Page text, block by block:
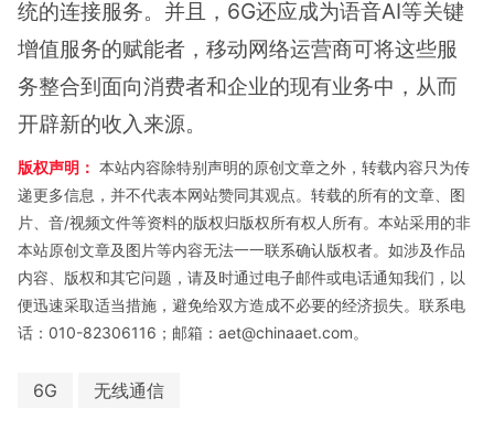
统的连接服务。并且，6G还应成为语音AI等关键
增值服务的赋能者，移动网络运营商可将这些服
务整合到面向消费者和企业的现有业务中，从而
开辟新的收入来源。
版权声明： 本站内容除特别声明的原创文章之外，转载内容只为传
递更多信息，并不代表本网站赞同其观点。转载的所有的文章、图
片、音/视频文件等资料的版权归版权所有权人所有。本站采用的非
本站原创文章及图片等内容无法一一联系确认版权者。如涉及作品
内容、版权和其它问题，请及时通过电子邮件或电话通知我们，以
便迅速采取适当措施，避免给双方造成不必要的经济损失。联系电
话：010-82306116；邮箱：aet@chinaaet.com。
6G 无线通信